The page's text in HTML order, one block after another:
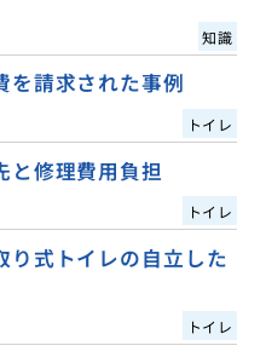
知識
を請求された事例
トイレ
と修理費用負担
トイレ
り式トイレの自立した
トイレ